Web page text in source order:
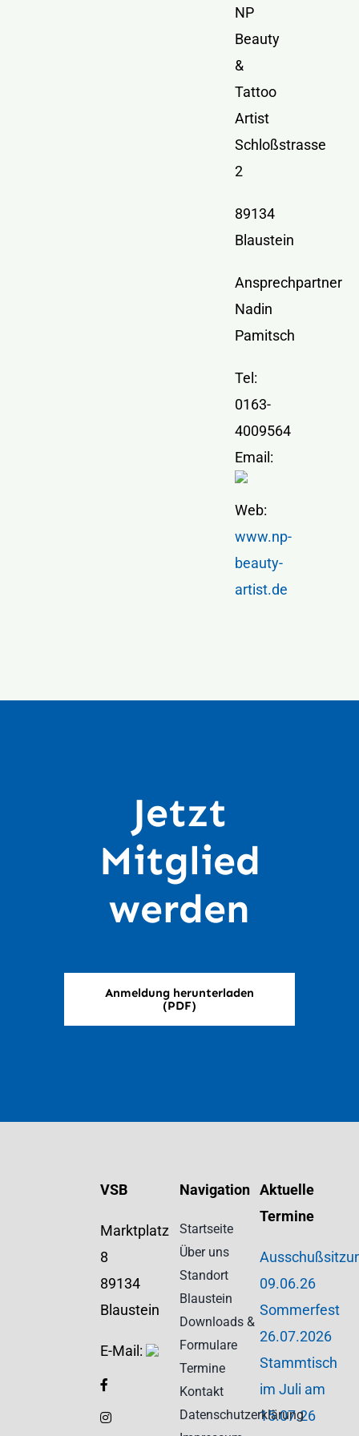
NP
Beauty
&
Tattoo
Artist
Schloßstrasse
2
89134
Blaustein
Ansprechpartner
Nadin
Pamitsch
Tel:
0163-
4009564
Email:
Web:
www.np-
beauty-
artist.de
Jetzt
Mitglied
werden
Anmeldung herunterladen
(PDF)
VSB
Marktplatz
8
89134
Blaustein
E-Mail:
Navigation
Startseite
Über uns
Standort
Blaustein
Downloads &
Formulare
Termine
Kontakt
Datenschutzerklärung
Aktuelle
Termine
09.06.26
Sommerfest
26.07.2026
Stammtisch
im Juli am
15.07.26